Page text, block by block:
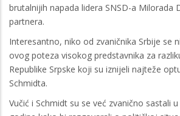
brutalnijih napada lidera SNSD-a Milorada
partnera.
Interesantno, niko od zvaničnika Srbije se
ovog poteza visokog predstavnika za
Republike Srpske koji su iznijeli najteže
Schmidta.
Vučić i Schmidt su se već zvanično sastali